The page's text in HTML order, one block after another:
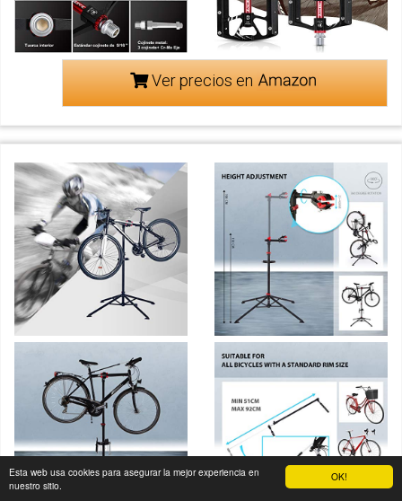
OK!
Esta web usa cookies para asegurar la mejor experiencia en
nuestro sitio.
Ver precios en